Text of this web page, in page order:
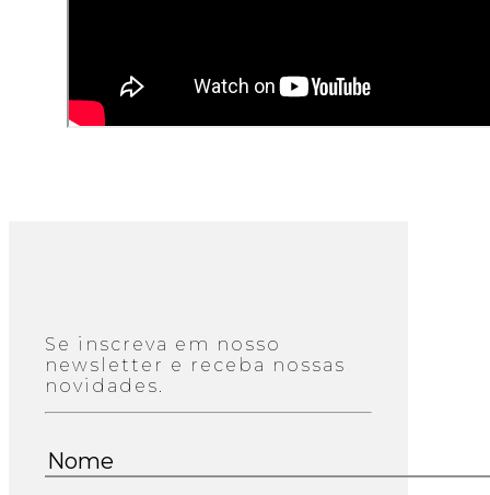
Se inscreva em nosso
newsletter e receba nossas
novidades.